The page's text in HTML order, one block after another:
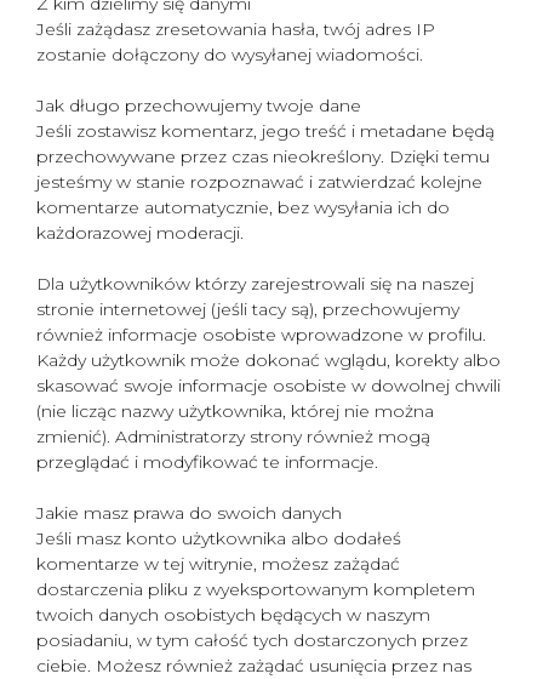
Jeśli zażądasz zresetowania hasła, twój adres IP
zostanie dołączony do wysyłanej wiadomości.
Jak długo przechowujemy twoje dane
Jeśli zostawisz komentarz, jego treść i metadane będą
przechowywane przez czas nieokreślony. Dzięki temu
jesteśmy w stanie rozpoznawać i zatwierdzać kolejne
komentarze automatycznie, bez wysyłania ich do
każdorazowej moderacji.
Dla użytkowników którzy zarejestrowali się na naszej
stronie internetowej (jeśli tacy są), przechowujemy
również informacje osobiste wprowadzone w profilu.
Każdy użytkownik może dokonać wglądu, korekty albo
skasować swoje informacje osobiste w dowolnej chwili
(nie licząc nazwy użytkownika, której nie można
zmienić). Administratorzy strony również mogą
przeglądać i modyfikować te informacje.
Jakie masz prawa do swoich danych
Jeśli masz konto użytkownika albo dodałeś
komentarze w tej witrynie, możesz zażądać
dostarczenia pliku z wyeksportowanym kompletem
twoich danych osobistych będących w naszym
posiadaniu, w tym całość tych dostarczonych przez
ciebie. Możesz również zażądać usunięcia przez nas